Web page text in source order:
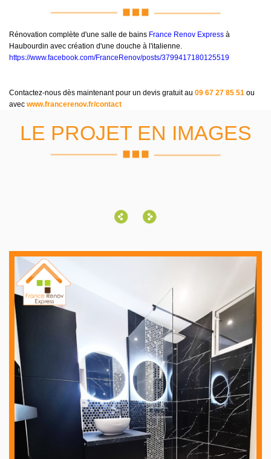
Rénovation complète d'une salle de bains France Renov Express à
Haubourdin avec création d'une douche à l'italienne.
https://www.facebook.com/FranceRenov/posts/3799417180125519
Contactez-nous dès maintenant pour un devis gratuit au 09 67 27 85 51 ou
avec www.francerenov.fr/contact
LE PROJET EN IMAGES